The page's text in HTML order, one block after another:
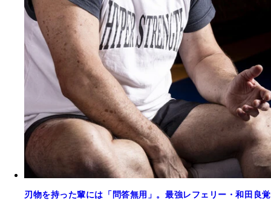
刃物を持った輩には「問答無用」。最強レフェリー・和田良覚